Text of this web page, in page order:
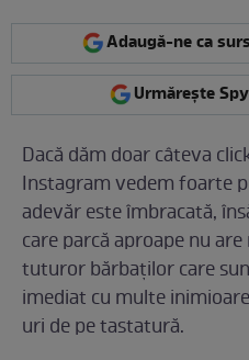
Adaugă-ne ca
Urmărește
Dacă dăm doar câteva
Instagram vedem foarte
adevăr este îmbracată,
care parcă aproape nu
tuturor bărbaților care
imediat cu multe
uri de pe tastatură.